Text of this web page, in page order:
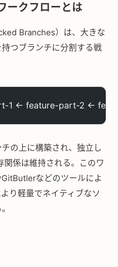
ークフローとは
Branches）は、大きな
つブランチに分割する戦
1 ← feature-part-2 ←
の上に構築され、独立し
関係は維持される。このワ
などのツールによ
り軽量でネイティブなソ